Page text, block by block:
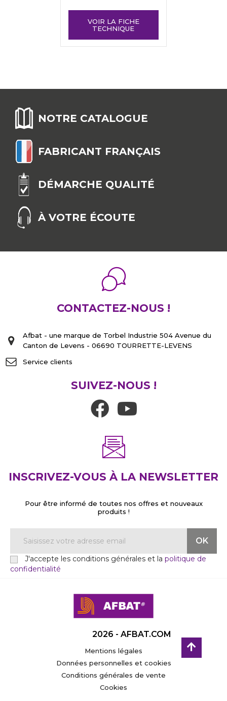
VOIR LA FICHE
TECHNIQUE
NOTRE CATALOGUE
FABRICANT FRANÇAIS
DÉMARCHE QUALITÉ
À VOTRE ÉCOUTE
CONTACTEZ-NOUS !
Afbat - une marque de Torbel Industrie 504 Avenue du
Canton de Levens - 06690 TOURRETTE-LEVENS
Service clients
SUIVEZ-NOUS !
INSCRIVEZ-VOUS À LA NEWSLETTER
Pour être informé de toutes nos offres et nouveaux
produits !
J'accepte les conditions générales et la politique de
confidentialité
2026 - AFBAT.COM
Mentions légales
Données personnelles et cookies
Conditions générales de vente
Cookies